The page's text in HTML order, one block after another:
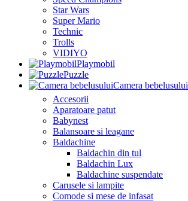
Star Wars
Super Mario
Technic
Trolls
VIDIYO
Playmobil
Puzzle
Camera bebelusului
Accesorii
Aparatoare patut
Babynest
Balansoare si leagane
Baldachine
Baldachin din tul
Baldachin Lux
Baldachine suspendate
Carusele si lampite
Comode si mese de infasat